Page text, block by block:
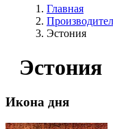
Главная
Эстония
Эстония
Икона дня